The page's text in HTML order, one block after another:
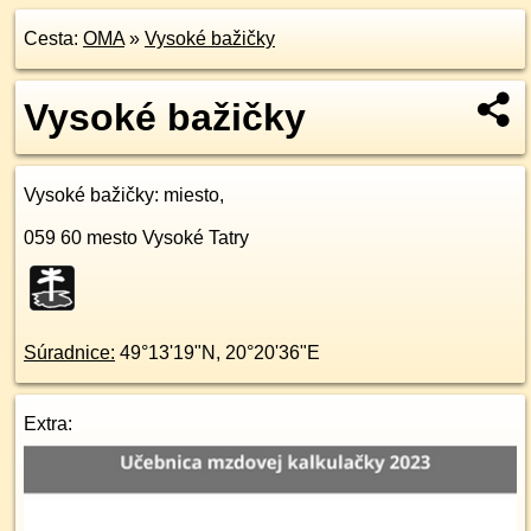
Cesta: OMA» Vysoké bažičky
Vysoké bažičky
Vysoké bažičky: miesto,
059 60 mesto Vysoké Tatry
Súradnice: 49°13'19"N , 20°20'36"E
Extra: